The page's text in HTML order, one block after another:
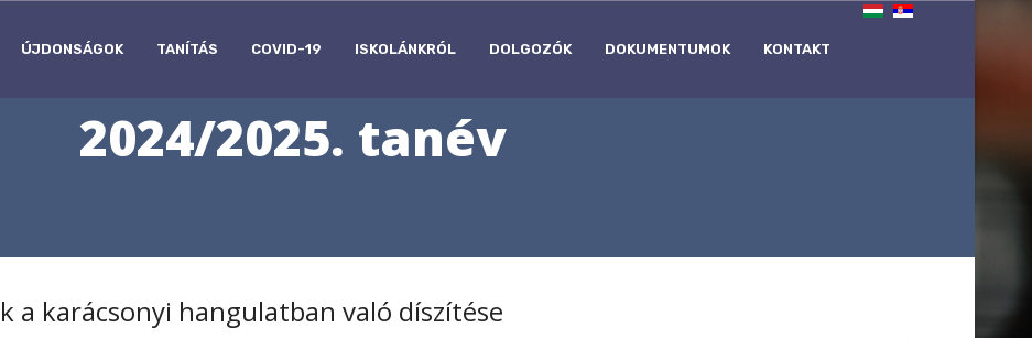
ÚJDONSÁGOK TANÍTÁS COVID-19 ISKOLÁNKRÓL DOLGOZÓK DOKUMENTUMOK KONTAKT
2024/2025. tanév
a karácsonyi hangulatban való díszítése